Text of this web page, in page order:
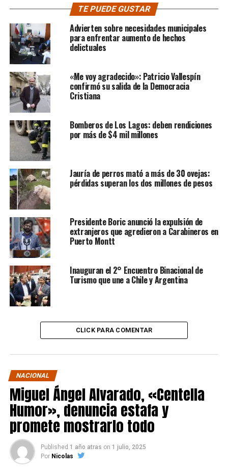
TE PUEDE GUSTAR
Advierten sobre necesidades municipales
para enfrentar aumento de hechos
delictuales
«Me voy agradecido»: Patricio Vallespín
confirmó su salida de la Democracia
Cristiana
Bomberos de Los Lagos: deben rendiciones
por más de $4 mil millones
Jauría de perros mató a más de 30 ovejas:
pérdidas superan los dos millones de pesos
Presidente Boric anunció la expulsión de
extranjeros que agredieron a Carabineros en
Puerto Montt
Inauguran el 2° Encuentro Binacional de
Turismo que une a Chile y Argentina
CLICK PARA COMENTAR
NACIONAL
Miguel Ángel Alvarado, «Centella
Humor», denuncia estafa y
promete mostrarlo todo
Published 1 año atras on 1 julio, 2025
Por Nicolas